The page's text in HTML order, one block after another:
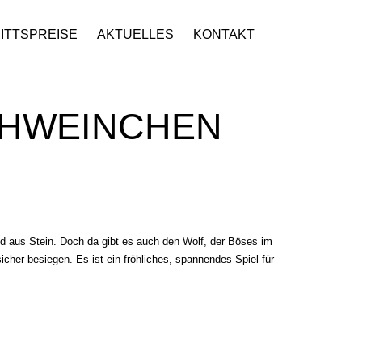
AKTUELLES KONTAKT
aus Stein. Doch da gibt es auch den Wolf, der Böses im
besiegen. Es ist ein fröhliches, spannendes Spiel für